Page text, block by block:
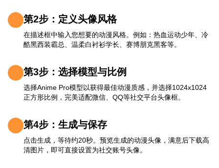
第2步：定义头像风格
在描述框中输入您想要的动漫风格。例如：热血运动少年、冷
酷黑西装霸总、温柔白衬衫学长、赛博朋克黑客等。
第3步：选择模型与比例
选择Anime Pro模型以获得最佳动漫质感，并选择1024x1024
正方形比例，完美适配微信、QQ等社交平台头像框。
第4步：生成与保存
点击生成，等待约20秒。预览生成的动漫头像，满意后下载高
清图片，即可直接设置为社交账号头像。